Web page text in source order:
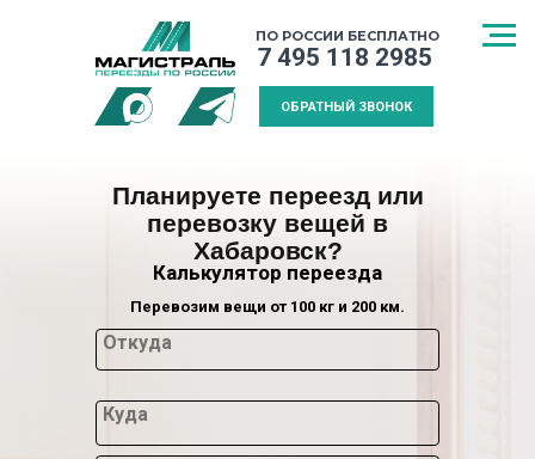
ПО РОССИИ БЕСПЛАТНО
7 495 118 2985
ОБРАТНЫЙ ЗВОНОК
Планируете переезд или
перевозку вещей в
Хабаровск?
Калькулятор переезда
Откуда
Куда
Перевозим вещи от 100 кг и 200 км.